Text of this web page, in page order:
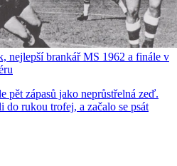
nejlepší brankář MS 1962 a finále v
zápasů jako neprůstřelná zeď.
do rukou trofej, a začalo se psát